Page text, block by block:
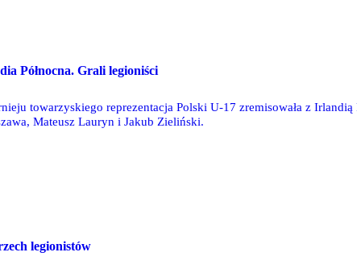
Północna. Grali legioniści
towarzyskiego reprezentacja Polski U-17 zremisowała z
Mateusz Lauryn i Jakub Zieliński.
legionistów